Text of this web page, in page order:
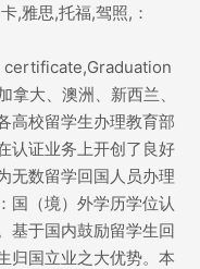
,雅思,托福,驾照,：
大、澳洲、新西兰、
高校留学生办理教育部
认证业务上开创了良好
无数留学回国人员办理
国（境）外学历学位认
基于国内鼓励留学生回
归国立业之大优势。本